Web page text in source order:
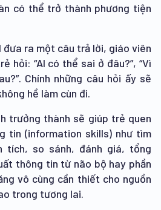
có thể trở thành phương tiện
đưa ra một câu trả lời, giáo viên
hỏi: “AI có thể sai ở đâu?”, “Vì
Chính những câu hỏi ấy sẽ
hề làm cùn đi.
trưởng thành sẽ giúp trẻ quen
tin (information skills) như tìm
tích, so sánh, đánh giá, tổng
thông tin từ não bộ hay phần
vô cùng cần thiết cho nguồn
trong tương lai.